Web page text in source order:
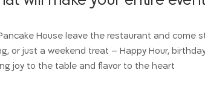
House leave the restaurant and come
or just a weekend treat – Happy Hour,
joy to the table and flavor to the heart